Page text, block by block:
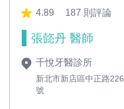
4.89 187 則評論
張㦤丹 醫師
千悅牙醫診所
新北市新店區中正路226
號